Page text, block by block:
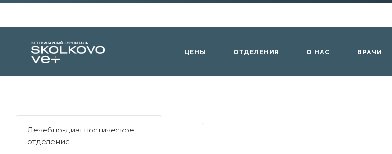
ЦЕНЫ ОТДЕЛЕНИЯ О НАС ВРАЧИ
Лечебно-диагностическое
отделение